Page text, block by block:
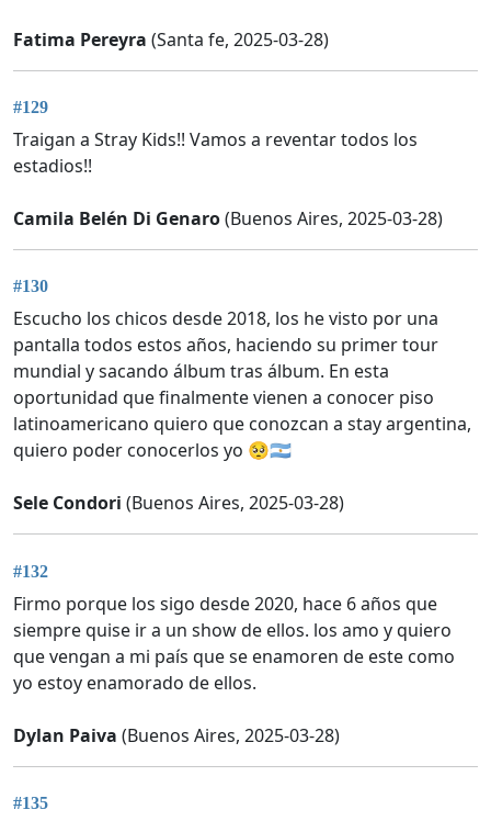
Fatima Pereyra (Santa fe, 2025-03-28)
#129
Traigan a Stray Kids!! Vamos a reventar todos los
estadios!!
Camila Belén Di Genaro(Buenos Aires, 2025-03-28)
#130
Escucho los chicos desde 2018, los he visto por una
pantalla todos estos años, haciendo su primer tour
mundial y sacando álbum tras álbum. En esta
oportunidad que finalmente vienen a conocer piso
latinoamericano quiero que conozcan a stay argentina,
quiero poder conocerlos yo 🥺🇦🇷
Sele Condori (Buenos Aires, 2025-03-28)
#132
Firmo porque los sigo desde 2020, hace 6 años que
siempre quise ir a un show de ellos. los amo y quiero
que vengan a mi país que se enamoren de este como
yo estoy enamorado de ellos.
Dylan Paiva (Buenos Aires, 2025-03-28)
#135